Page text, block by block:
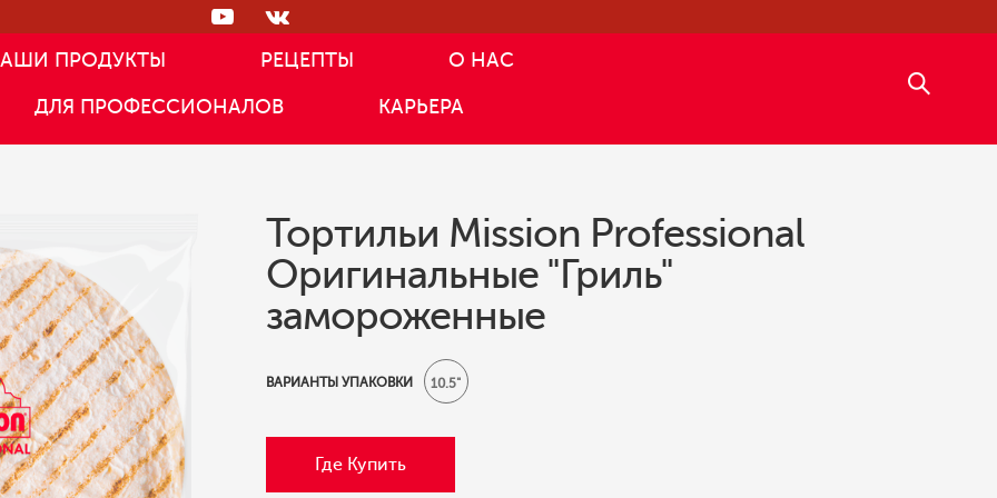
ПРОДУКТЫ РЕЦЕПТЫ О НАС
ДЛЯ ПРОФЕССИОНАЛОВ КАРЬЕРА
Тортильи Mission Professional
Оригинальные "Гриль"
замороженные
ВАРИАНТЫ УПАКОВКИ 10.5"
Где Купить